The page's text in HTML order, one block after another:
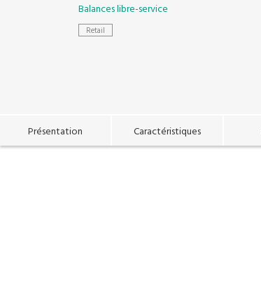
Balances libre-service
Retail
Présentation Caractéristiques